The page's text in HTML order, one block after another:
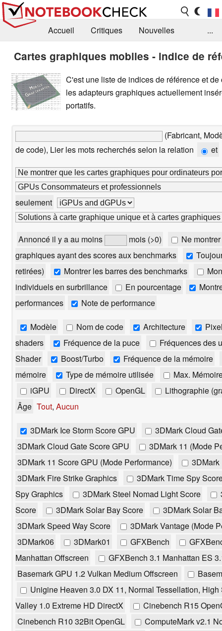
Accueil Critiques
Nouvelles
FAQ
Bibliothèque
Guide d'achat
Recherche
Contact
...
Cartes graphiques mobiles - indice de
C'est une liste de indices de référence et
les adapteurs graphiques actuellement
portatifs.
(Fabricant,
de code), Lier les mots recherchés selon la relation
et
seulement
Annoncé il y a au moins mois (>0)
Ne
graphiques ayant des scores aux benchmarks
retirées)
Montrer les barres des benchmarks
individuels en surbrillance
En pourcentage
performances
Note de performance
Modèle Nom de code Architecture
shaders
Fréquence de la puce
Fréquences des
Shader
Boost/Turbo
Fréquence de la mémoire
mémoire
Type de mémoire utilisée
Max.
iGPU
DirectX OpenGL
Lithographie
Âge Tout, Aucun
3DMark Ice Storm Score GPU
3DMark Cloud
3DMark Cloud Gate Score GPU
3DMark 11 (Mode
3DMark 11 Score GPU (Mode Performance)
3DMark
3DMark Fire Strike Graphics
3DMark Time Spy
Spy Graphics
3DMark Steel Nomad Light Score
Score
3DMark Solar Bay Score
3DMark Solar
3DMark Speed Way Score
3DMark Vantage (Mode
3DMark06
3DMark01 GFXBench
Manhattan Offscreen
GFXBench 3.1 Manhattan ES
Basemark GPU 1.2 Vulkan Medium Offscreen
Unigine Heaven 3.0 DX 11, Normal Tessellation, High
Valley 1.0 Extreme HD DirectX
Cinebench R15
Cinebench R10 32Bit OpenGL
ComputeMark v2.1